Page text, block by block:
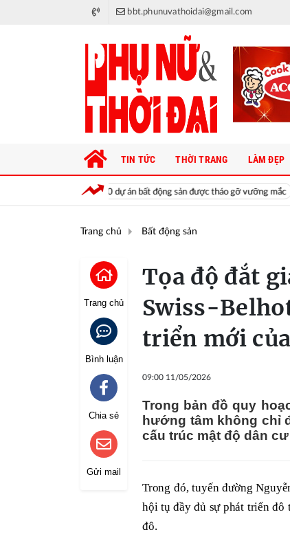
bbt.phunuvathoidai@gmail.com
lực từ 1.000 dự án bất động sản được tháo gỡ vưỡng mắc "Chị
TIN TỨC THỜI TRANG LÀM ĐẸP
Trang chủ Bất động sản
Trang chủ
Bình luận
Chia sẻ
Gửi mail
Tọa độ đắt
Swiss-
triển mới
09:00 11/05/2026
Trong bản đồ quy
hướng tâm không chỉ
cấu trúc mật độ dân
Trong đó, tuyến đường
hội tụ đầy đủ sự phát triển đô
đô.